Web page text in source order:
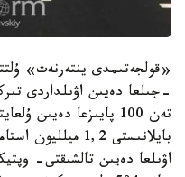
تەن 100 پايىزعا
اۋىلعا دەيىن تالشىقتى-